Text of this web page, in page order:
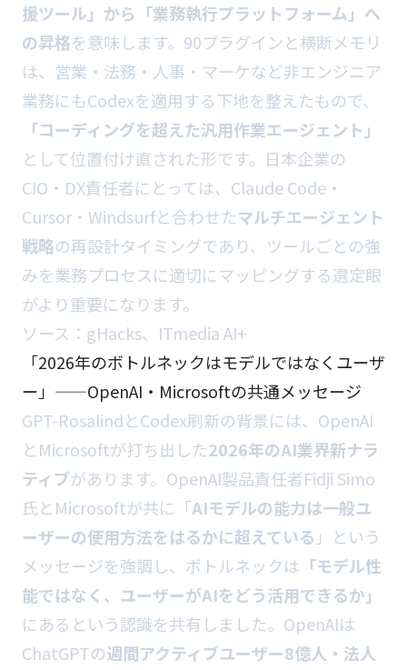
援ツール」から「業務執行プラットフォーム」へ
の昇格を意味します。90プラグインと横断メモリ
は、営業・法務・人事・マーケなど非エンジニア
業務にもCodexを適用する下地を整えたもので、
「コーディングを超えた汎用作業エージェント」
として位置付け直された形です。日本企業の
CIO・DX責任者にとっては、Claude Code・
Cursor・Windsurfと合わせたマルチエージェント
戦略の再設計タイミングであり、ツールごとの強
みを業務プロセスに適切にマッピングする選定眼
がより重要になります。
ソース： gHacks、 ITmedia AI+
「2026年のボトルネックはモデルではなくユーザ
ー」——OpenAI・Microsoftの共通メッセージ
GPT-RosalindとCodex刷新の背景には、OpenAI
とMicrosoftが打ち出した2026年のAI業界新ナラ
ティブがあります。OpenAI製品責任者Fidji Simo
氏とMicrosoftが共に「AIモデルの能力は一般ユ
ーザーの使用方法をはるかに超えている 」という
メッセージを強調し、ボトルネックは 「モデル性
能ではなく、ユーザーがAIをどう活用できるか」
にあるという認識を共有しました。OpenAIは
ChatGPTの週間アクティブユーザー8億人・法人